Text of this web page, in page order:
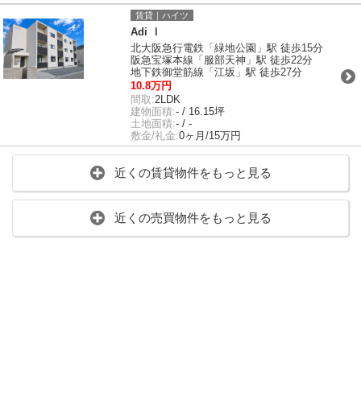
賃貸｜ハイツ
Adi Ⅰ
北大阪急行電鉄「緑地公園」駅 徒歩15分
阪急宝塚本線「服部天神」駅 徒歩22分
地下鉄御堂筋線「江坂」駅 徒歩27分
10.8万円
間取:2LDK
建物面積:- / 16.15坪
土地面積:- / -
敷金/礼金:0ヶ月/15万円
近くの賃貸物件をもっと見る
近くの売買物件をもっと見る